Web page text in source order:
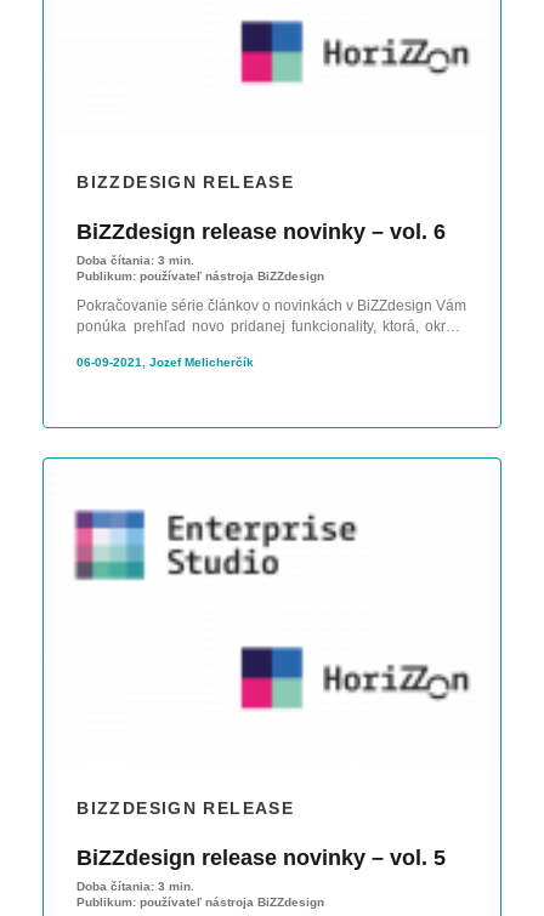
BIZZDESIGN RELEASE
BiZZdesign release novinky – vol. 6
Doba čítania: 3 min.
Publikum: používateľ nástroja BiZZdesign
Pokračovanie série článkov o novinkách v BiZZdesign Vám
ponúka prehľad novo pridanej funkcionality, ktorá, okrem
06-09-2021, Jozef Melicherčík
BIZZDESIGN RELEASE
BiZZdesign release novinky – vol. 5
Doba čítania: 3 min.
Publikum: používateľ nástroja BiZZdesign